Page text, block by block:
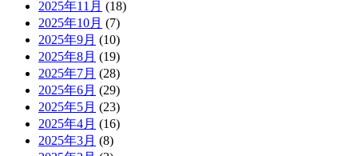
2025年11月 (18)
2025年10月 (7)
2025年9月 (10)
2025年8月 (19)
2025年7月 (28)
2025年6月 (29)
2025年5月 (23)
2025年4月 (16)
2025年3月 (8)